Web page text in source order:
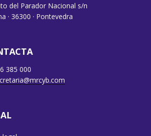
del Parador Nacional s/n
· 36300 · Pontevedra
385 000